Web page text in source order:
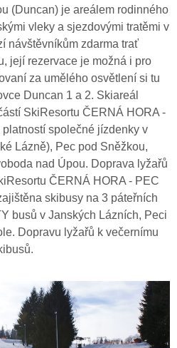
(Duncan) je areálem rodinného
vleky a sjezdovými tratěmi v
návštěvníkům zdarma trať
její rezervace je možná i pro
za umělého osvětlení si tu
Duncan 1 a 2. Skiareál
SkiResortu ČERNÁ HORA -
společné jízdenky v
Lázně), Pec pod Sněžkou,
nad Úpou. Doprava lyžařů
ČERNÁ HORA - PEC
skibusy na 3 páteřních
busů v Janských Lázních, Peci
Dopravu lyžařů k večernímu